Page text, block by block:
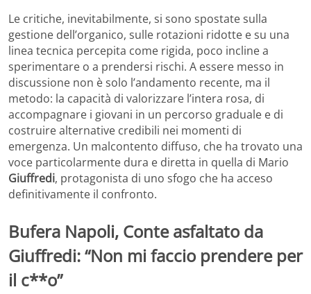
Le critiche, inevitabilmente, si sono spostate sulla
gestione dell’organico, sulle rotazioni ridotte e su una
linea tecnica percepita come rigida, poco incline a
sperimentare o a prendersi rischi. A essere messo in
discussione non è solo l’andamento recente, ma il
metodo: la capacità di valorizzare l’intera rosa, di
accompagnare i giovani in un percorso graduale e di
costruire alternative credibili nei momenti di
emergenza. Un malcontento diffuso, che ha trovato una
voce particolarmente dura e diretta in quella di Mario
Giuffredi, protagonista di uno sfogo che ha acceso
definitivamente il confronto.
Bufera Napoli, Conte asfaltato da
Giuffredi: “Non mi faccio prendere per
il c**o”